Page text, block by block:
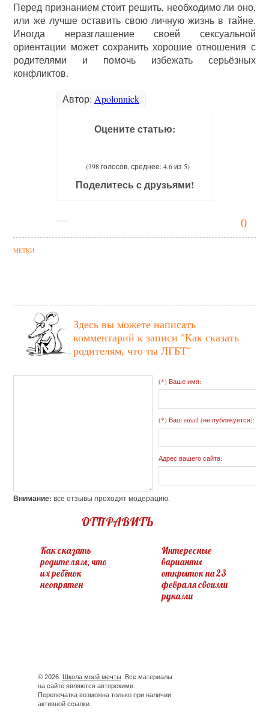
0
Перед признанием стоит решить, необходимо ли оно,
или же лучше оставить свою личную жизнь в тайне.
Иногда неразглашение своей сексуальной
ориентации может сохранить хорошие отношения с
родителями и помочь избежать серьёзных
конфликтов.
Автор: Apolonnick
Оцените статью:
(398 голосов, среднее: 4.6 из 5)
Поделитесь с друзьями!
МЕТКИ:
Здесь вы можете написать
комментарий к записи "Как сказать
родителям, что ты ЛГБТ"
(*) Ваше имя:
(*) Ваш email (не публикуется):
Адрес вашего сайта:
Внимание: все отзывы проходят модерацию.
ОТПРАВИТЬ
Как сказать
родителям, что
их ребёнок
неопрятен
Интересные
варианты
открыток на 23
февраля своими
руками
© 2026. Школа моей мечты. Все материалы
на сайте являются авторскими.
Перепечатка возможна только при наличии
активной ссылки.